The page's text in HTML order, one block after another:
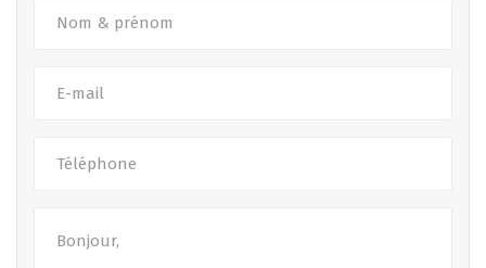
(Les images, surfaces et prix peuvent être soumis à